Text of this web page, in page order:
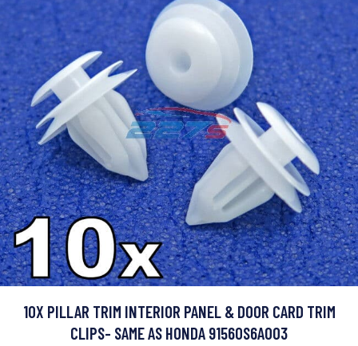
10X PILLAR TRIM INTERIOR PANEL & DOOR CARD TRIM
CLIPS- SAME AS HONDA 91560S6A003